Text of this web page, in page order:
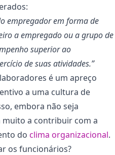
empregador em forma de
a empregado ou a grupo de
superior ao
de suas atividades.”
é um apreço
a uma cultura de
embora não seja
a contribuir com a
do clima organizacional.
os funcionários?